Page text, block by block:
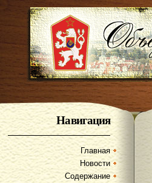
Навигация
Главная
Новости
Содержание